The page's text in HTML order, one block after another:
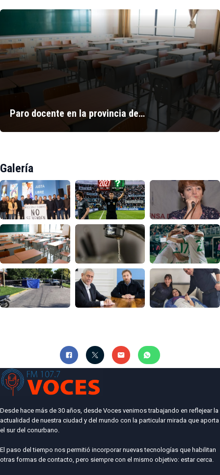
Paro docente en la provincia de…
Galería
Desde hace más de 30 años, desde Voces venimos trabajando en reflejear la
actualidad de nuestra ciudad y del mundo con la particular mirada que aporta
el sur del conurbano.
El paso del tiempo nos permitió incorporar nuevas tecnologías que habilitan
otras formas de contacto, pero siempre con el mismo objetivo: estar cerca.